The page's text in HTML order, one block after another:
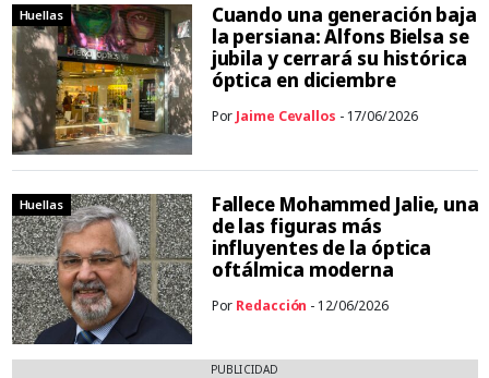
Huellas
Cuando una generación baja
la persiana: Alfons Bielsa se
jubila y cerrará su histórica
óptica en diciembre
Por Jaime Cevallos - 17/06/2026
Huellas
Fallece Mohammed Jalie, una
de las figuras más
influyentes de la óptica
oftálmica moderna
Por Redacción - 12/06/2026
PUBLICIDAD